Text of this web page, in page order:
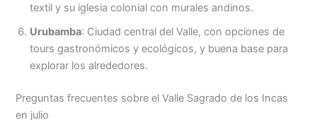
textil y su iglesia colonial con murales andinos.
Urubamba: Ciudad central del Valle, con opciones de
tours gastronómicos y ecológicos, y buena base para
explorar los alrededores.
Preguntas frecuentes sobre el Valle Sagrado de los Incas
en julio